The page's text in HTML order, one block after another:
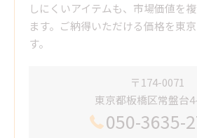
しにくいアイテムも、市場価値を
ます。ご納得いただける価格を東
す。
〒174-0071
東京都板橋区常盤台
050-3635-